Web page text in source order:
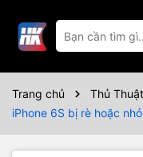
Trang chủ Thủ Thuật
iPhone 6S bị rè hoặc